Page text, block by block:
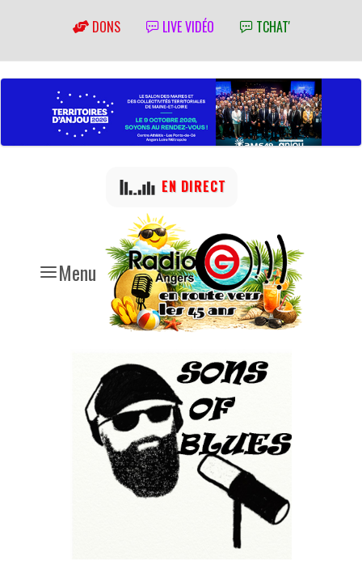
DONS LIVE VIDÉO TCHAT'
Menu
EN DIRECT